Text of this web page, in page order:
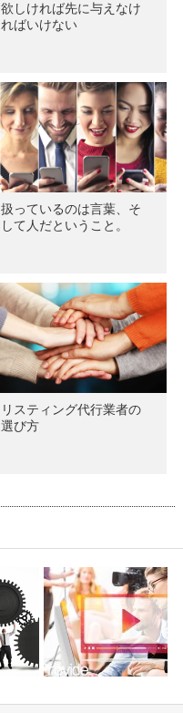
欲しければ先に与えなけ
ればいけない
扱っているのは言葉、そ
して人だということ。
リスティング代行業者の
選び方